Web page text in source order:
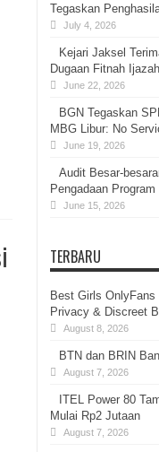
Tegaskan
July 4, 2026
Kejari Jaksel
Dugaan Fitnah
June 22, 2026
BGN Tegaskan
MBG Libur: No
June 19, 2026
Audit Besar-
Pengadaan
June 15, 2026
TERBARU
Best Girls
Privacy & Discreet
August 8, 2026
BTN dan BRIN
August 7, 2026
ITEL Power 80
Mulai Rp2 Jutaan
August 7, 2026